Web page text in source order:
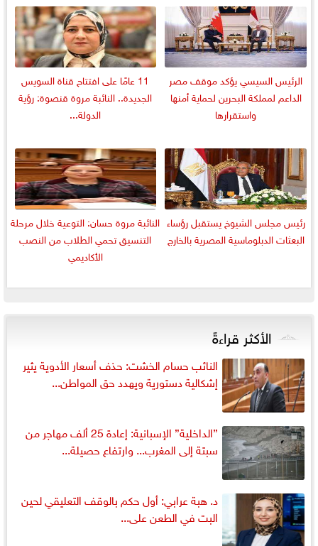
الرئيس السيسي يؤكد موقف مصر
الداعم لمملكة البحرين لحماية أمنها
واستقرارها
11 عامًا على افتتاح قناة السويس
الجديدة.. النائبة مروة قنصوة: رؤية
الدولة...
رئيس مجلس الشيوخ يستقبل رؤساء
البعثات الدبلوماسية المصرية بالخارج
النائبة مروة حسان: التوعية خلال مرحلة
التنسيق تحمي الطلاب من النصب
الأكاديمي
الأكثر قراءةً
النائب حسام الخشت: حذف أسعار الأدوية يثير
إشكالية دستورية ويهدد حق المواطن...
”الداخلية” الإسبانية: إعادة 25 ألف مهاجر من
سبتة إلى المغرب... وارتفاع حصيلة...
د. هبة عرابي: أول حكم بالوقف التعليقي لحين
البت في الطعن على...